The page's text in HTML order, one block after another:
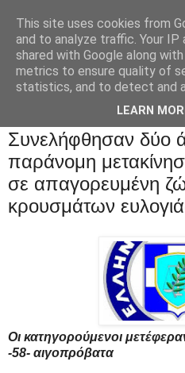
Συνελήφθησαν δύο
παράνομη
σε απαγορευμένη
κρουσμάτων
Οι κατηγορούμενοι
-58- αιγοπρόβατα
This site uses cookies from
and to analyze traffic. Your IP
shared with Google along
metrics to ensure quality of
statistics, and to detect and
LEARN